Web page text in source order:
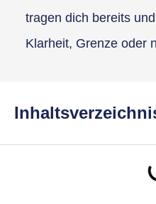
tragen dich bereits
Klarheit, Grenze oder